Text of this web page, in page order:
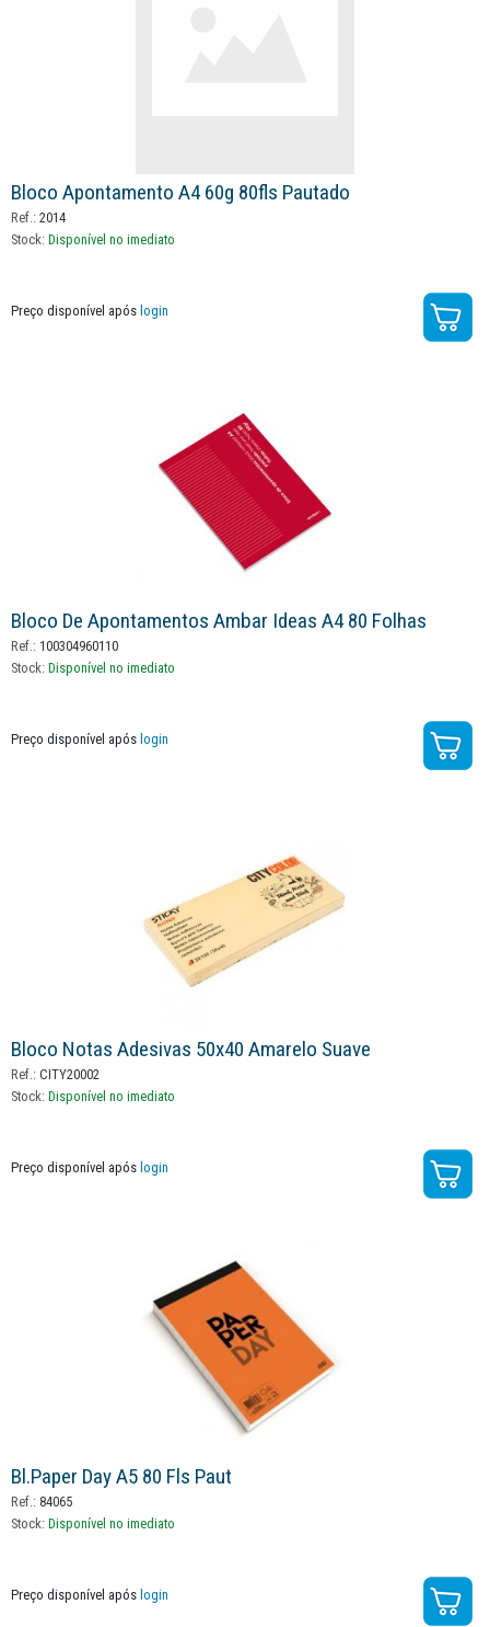
Bloco Apontamento A4 60g 80fls Pautado
Ref.: 2014
Stock: Disponível no imediato
Preço disponível após login
Bloco De Apontamentos Ambar Ideas A4 80 Folhas
Ref.: 100304960110
Stock: Disponível no imediato
Preço disponível após login
Bloco Notas Adesivas 50x40 Amarelo Suave
Ref.: CITY20002
Stock: Disponível no imediato
Preço disponível após login
Bl.paper Day A5 80 Fls Paut
Ref.: 84065
Stock: Disponível no imediato
Preço disponível após login